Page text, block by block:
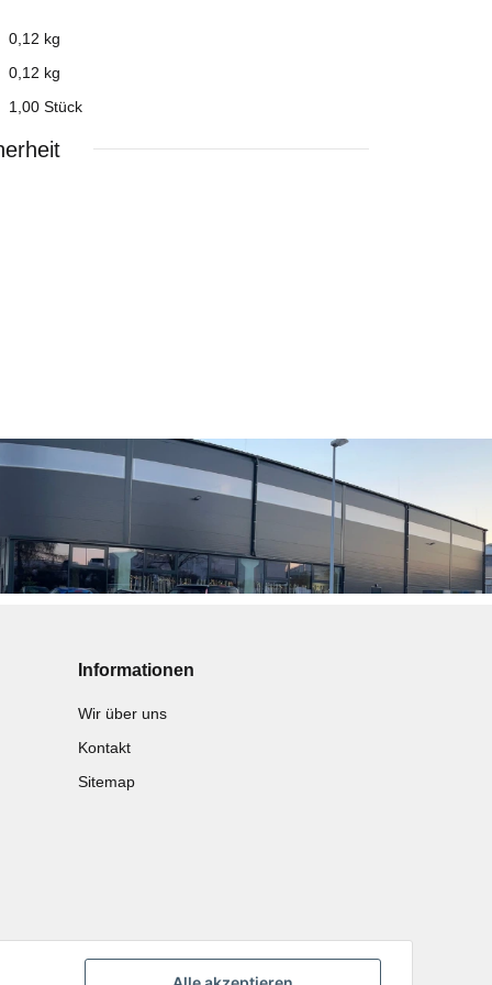
0,12 kg
0,12 kg
1,00 Stück
Informationen
Wir über uns
Kontakt
Sitemap